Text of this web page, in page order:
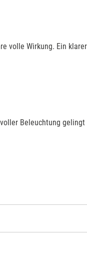
volle Wirkung. Ein
Beleuchtung gelingt